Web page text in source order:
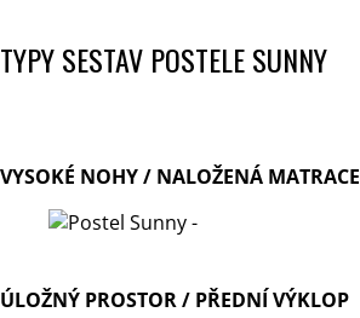
TYPY SESTAV POSTELE SUNNY
VYSOKÉ NOHY / NALOŽENÁ MATRACE
ÚLOŽNÝ PROSTOR / PŘEDNÍ VÝKLOP